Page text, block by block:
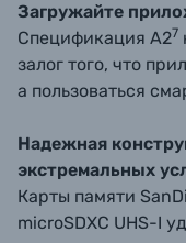
Загружайте
Спецификация A27
залог того, что
а пользоваться
Надежная
экстремальных
Карты памяти
microSDXC UHS-I